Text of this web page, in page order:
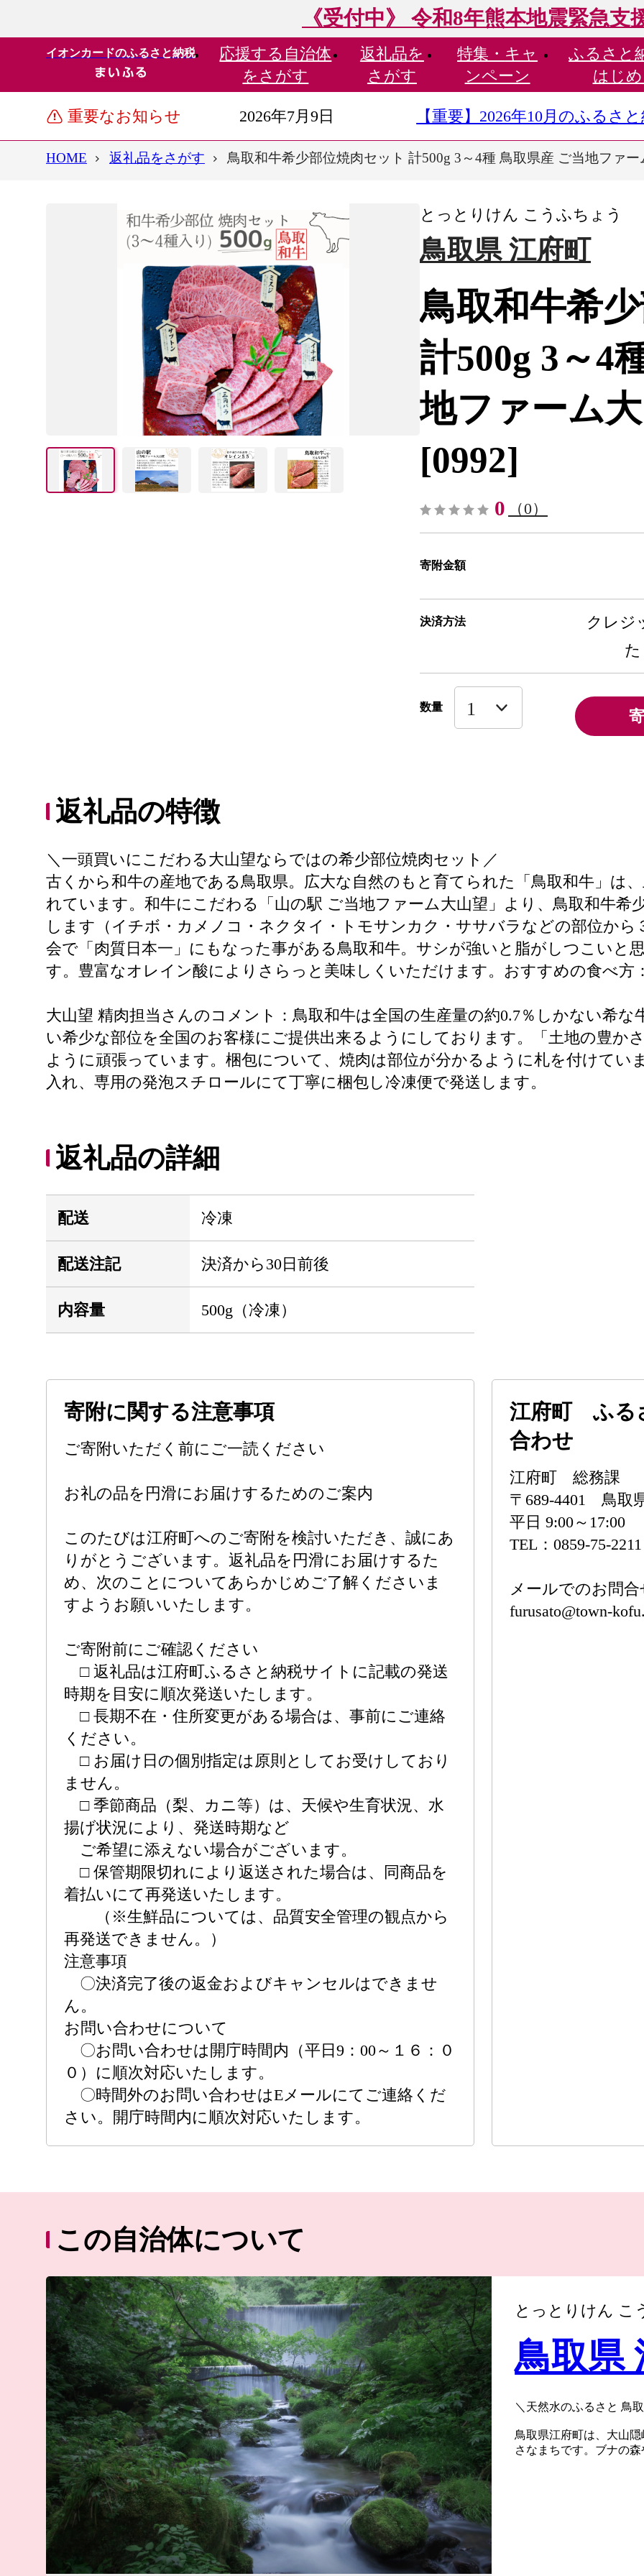
《受付中》 令和8年熊本地震緊急支
イオンカードのふるさと納税 応援する 自治体
をさがす
返礼品を
さがす
特集・ キャ
ンペーン
ふるさと
はじ
重要なお知らせ 2026年7月9日 【重要】2026年10月のふるさ
HOME 返礼品をさがす 鳥取和牛希少部位焼肉セット 計500g 3～4種 鳥取県産 ご当地ファ
とっとりけん こうふちょう
鳥取県 江府町
鳥取和牛希
計500g 3～4
地ファーム
[0992]
0 （0）
寄附金額
決済方法
クレジ
数量
返礼品の特徴
＼一頭買いにこだわる大山望ならではの希少部位焼肉セット／
古くから和牛の産地である鳥取県。広大な自然のもと育てられた「鳥取和牛」は
れています。和牛にこだわる「山の駅 ご当地ファーム大山望」より、鳥取和牛
します（イチボ・カメノコ・ネクタイ・トモサンカク・ササバラなどの部位から
会で「肉質日本一」にもなった事がある鳥取和牛。サシが強いと脂がしつこいと
す。豊富なオレイン酸によりさらっと美味しくいただけます。おすすめの食べ方
大山望 精肉担当さんのコメント：鳥取和牛は全国の生産量の約0.7％しかない希
い希少な部位を全国のお客様にご提供出来るようにしております。「土地の豊か
ように頑張っています。梱包について、焼肉は部位が分かるように札を付けてい
入れ、専用の発泡スチロールにて丁寧に梱包し冷凍便で発送します。
返礼品の詳細
配送 冷凍
配送注記 決済から30日前後
内容量 500g（冷凍）
寄附に関する注意事項
ご寄附いただく前にご一読ください
お礼の品を円滑にお届けするためのご案内
このたびは江府町へのご寄附を検討いただき、誠にあ
りがとうございます。返礼品を円滑にお届けするた
め、次のことについてあらかじめご了解くださいま
すようお願いいたします。
ご寄附前にご確認ください
□ 返礼品は江府町ふるさと納税サイトに記載の発送
時期を目安に順次発送いたします。
□ 長期不在・住所変更がある場合は、事前にご連絡
ください。
□ お届け日の個別指定は原則としてお受けしており
ません。
□ 季節商品（梨、カニ等）は、天候や生育状況、水
揚げ状況により、発送時期など
ご希望に添えない場合がございます。
□ 保管期限切れにより返送された場合は、同商品を
着払いにて再発送いたします。
（※生鮮品については、品質安全管理の観点から
再発送できません。）
注意事項
〇決済完了後の返金およびキャンセルはできませ
ん。
お問い合わせについて
〇お問い合わせは開庁時間内（平日9：00～１６：０
０）に順次対応いたします。
〇時間外のお問い合わせはEメールにてご連絡くだ
さい。開庁時間内に順次対応いたします。
江府町 ふる
合わせ
江府町 総務課
〒689-4401 鳥取
平日 9:00～17:00
TEL：0859-75-2211
メールでのお問合
furusato@town-
この自治体について
とっとりけん こ
鳥取県
＼天然水のふるさと 鳥
鳥取県江府町は、大山
さなまちです。ブナの